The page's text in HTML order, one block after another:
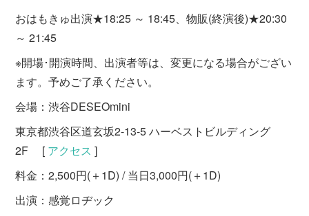
おはもきゅ出演★18:25 ～ 18:45、物販(終演後)★20:30
～ 21:45
※開場･開演時間、出演者等は、変更になる場合がござい
ます。予めご了承ください。
会場：渋谷DESEOmini
東京都渋谷区道玄坂2-13-5 ハーベストビルディング
2F [ アクセス ]
料金：2,500円(＋1D) / 当日3,000円(＋1D)
出演：感覚ロヂック